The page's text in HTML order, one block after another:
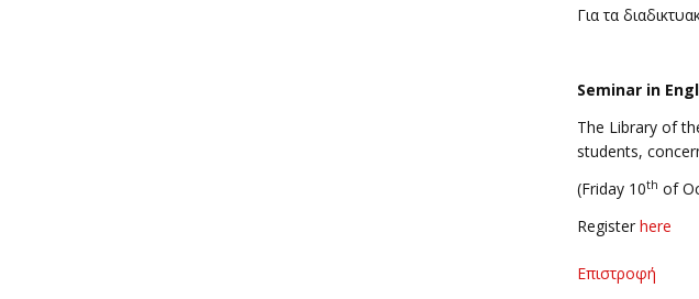
Για τα
Seminar in
The Library of
students,
(Friday 10th of
Registerhere
Επιστροφή